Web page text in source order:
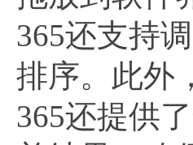
365还支持
排序。此外
365还提供